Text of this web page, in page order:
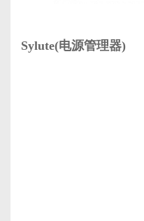
Sylute(电源管理器)